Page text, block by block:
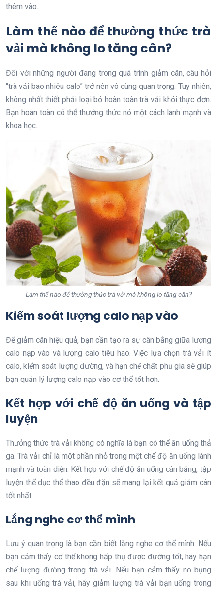
thêm vào.
Làm thế nào để thưởng thức trà
vải mà không lo tăng cân?
Đối với những người đang trong quá trình giảm cân, câu hỏi
“trà vải bao nhiêu calo” trở nên vô cùng quan trọng. Tuy nhiên,
không nhất thiết phải loại bỏ hoàn toàn trà vải khỏi thực đơn.
Bạn hoàn toàn có thể thưởng thức nó một cách lành mạnh và
khoa học.
Làm thế nào để thưởng thức trà vải mà không lo tăng cân?
Kiểm soát lượng calo nạp vào
Để giảm cân hiệu quả, bạn cần tạo ra sự cân bằng giữa lượng
calo nạp vào và lượng calo tiêu hao. Việc lựa chọn trà vải ít
calo, kiểm soát lượng đường, và hạn chế chất phụ gia sẽ giúp
bạn quản lý lượng calo nạp vào cơ thể tốt hơn.
Kết hợp với chế độ ăn uống và tập
luyện
Thưởng thức trà vải không có nghĩa là bạn có thể ăn uống thả
ga. Trà vải chỉ là một phần nhỏ trong một chế độ ăn uống lành
mạnh và toàn diện. Kết hợp với chế độ ăn uống cân bằng, tập
luyện thể dục thể thao đều đặn sẽ mang lại kết quả giảm cân
tốt nhất.
Lắng nghe cơ thể mình
Lưu ý quan trọng là bạn cần biết lắng nghe cơ thể mình. Nếu
bạn cảm thấy cơ thể không hấp thụ được đường tốt, hãy hạn
chế lượng đường trong trà vải. Nếu bạn cảm thấy no bụng
sau khi uống trà vải, hãy giảm lượng trà vải bạn uống trong